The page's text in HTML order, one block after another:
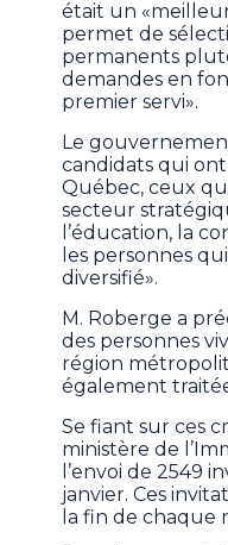
était un
permet de
permanents
demandes en
premier servi».
Le
candidats qui
Québec, ceux
secteur
l’éducation, la
les personnes
diversifié».
M. Roberge a
des personnes
région
également
Se fiant sur ces
ministère de
l’envoi de 2549
janvier. Ces
la fin de chaque